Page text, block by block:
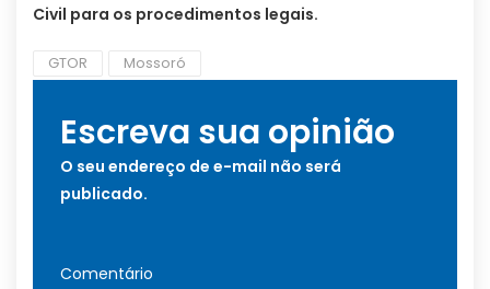
Civil para os procedimentos legais.
GTOR Mossoró
Escreva sua opinião
O seu endereço de e-mail não será
publicado.
Comentário